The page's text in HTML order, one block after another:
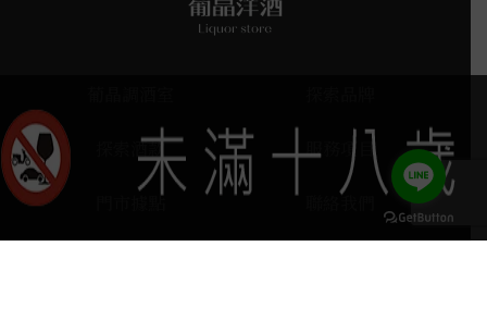
探索酒款 服務項目
門市據點 聯絡我們